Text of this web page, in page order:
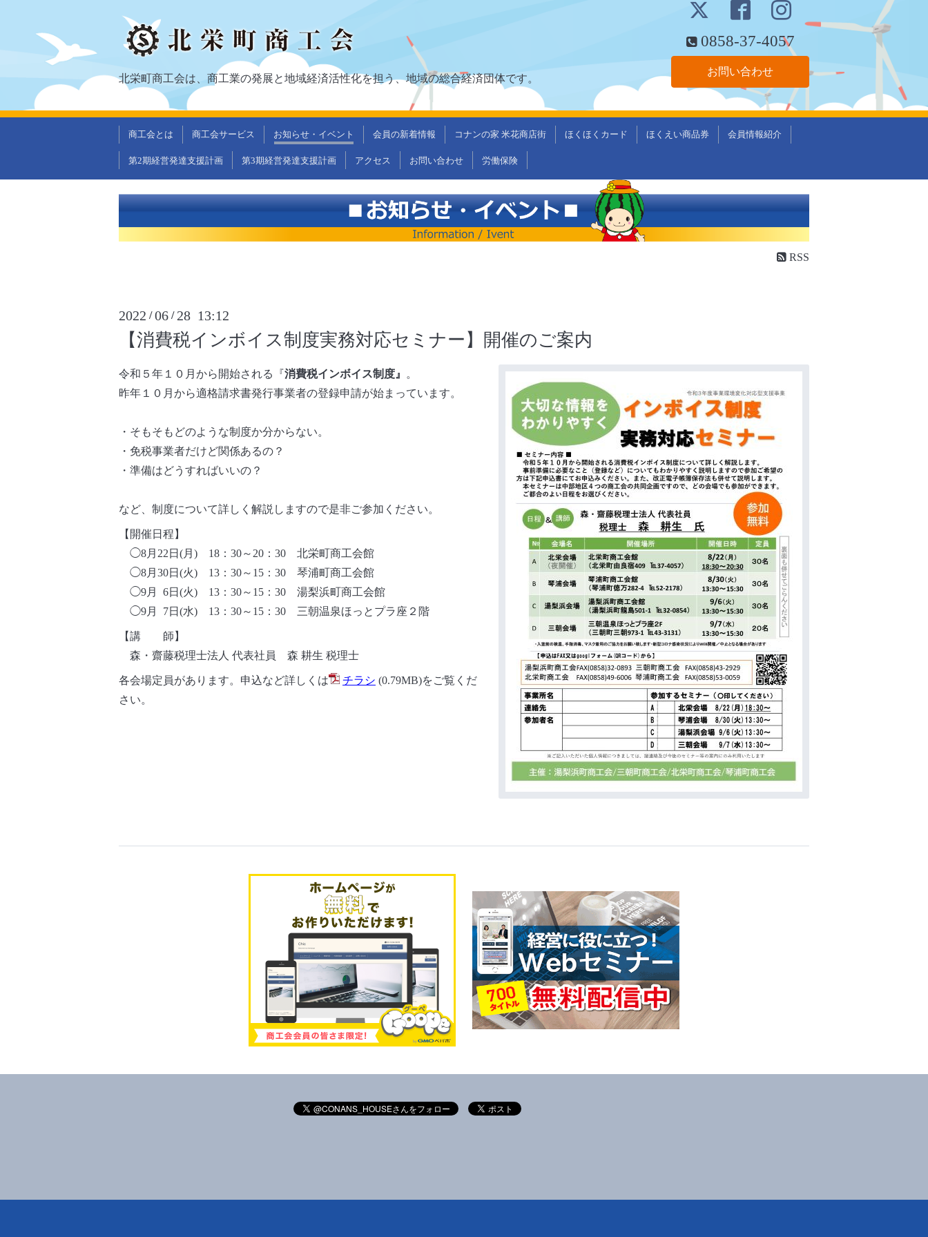
北栄町商工会は、商工業の発展と地域経済活性化を担う、地域の総合経済団体です。
0858-37-4057
お問い合わせ
商工会とは 商工会サービス お知らせ・イベント 会員の新着情報 コナンの家 米花商店街 ほくほくカード ほくえい商品券 会員情報紹介
第2期経営発達支援計画 第3期経営発達支援計画 アクセス お問い合わせ 労働保険
RSS
2022 /06 / 28 13:12
【消費税インボイス制度実務対応セミナー】開催のご案内
令和５年１０月から開始される『消費税インボイス制度』
。
昨年１０月から適格請求書発行事業者の登録申請が始まっています。
・そもそもどのような制度か分からない。
・免税事業者だけど関係あるの？
・準備はどうすればいいの？
など、制度について詳しく解説しますので是非ご参加ください。
【開催日程】
◯8月22日(月) 18：30～20：30 北栄町商工会館
◯8月30日(火) 13：30～15：30 琴浦町商工会館
◯9月 6日(火) 13：30～15：30 湯梨浜町商工会館
◯9月 7日(水) 13：30～15：30 三朝温泉ほっとプラ座２階
【講 師】
森・齋藤税理士法人 代表社員 森 耕生 税理士
各会場定員があります。申込など詳しくは チラシ (0.79MB)をご覧くだ
さい。